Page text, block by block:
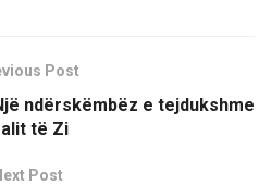
Post
ndërskëmbëz e tejdukshme
të Zi
Post